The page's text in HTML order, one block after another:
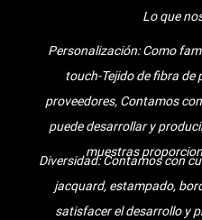
Para cualquier nuevo W-LOVE-
de alta precisión de clientes, nos
manera muy profesional,
daremos sugerencias útiles para
LOVE-Silk touch-Tejido de fibra
hechos.
Para cualquier pedido de cliente,
calidad y cantidad.
Lo que
Personalización: Como
touch-Tejido de fibra de
proveedores, Contamos
puede desarrollar y
muestras
Diversidad: Contamos con
jacquard, estampado,
satisfacer el desarrollo y